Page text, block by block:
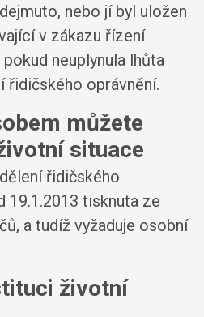
nebo jí byl uložen
v zákazu řízení
neuplynula lhůta
řidičského oprávnění.
můžete
situace
řidičského
19.1.2013 tisknuta ze
a tudíž vyžaduje osobní
životní